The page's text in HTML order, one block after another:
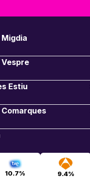
Estiu
10.7% 9.4%